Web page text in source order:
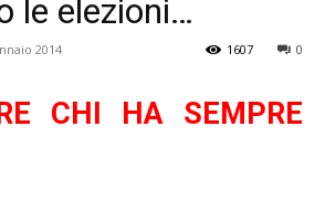
le elezioni…
2014 0
1607
CHI HA SEMPRE